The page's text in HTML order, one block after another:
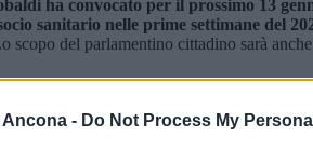
- Do Not Process My
ha convocato per il prossimo 13
sanitario nelle prime settimane del
del parlamentino cittadino sarà